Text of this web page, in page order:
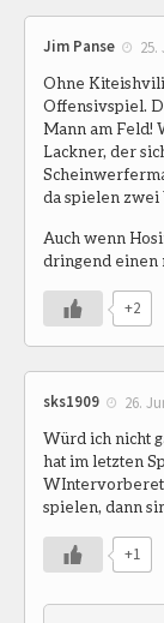
Jim Panse 25.
Ohne Kiteishvili
Offensivspiel.
Mann am Feld!
Lackner, der
da spielen
Auch wenn
dringend einen
+2
sks1909 26.
Würd ich nicht
hat im letzten
spielen, dann
+1